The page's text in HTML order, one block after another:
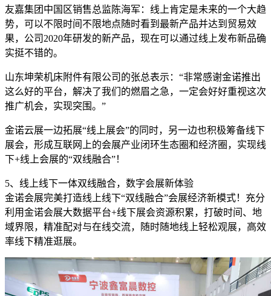
友嘉集团中国区销售总监陈海军：线上肯定是未来的一个大趋
势，可以不限时间不限地点随时看到最新产品并达到贸易效
果，公司2020年研发的新产品，现在可以通过线上发布新品确
实挺不错的。
山东坤荣机床附件有限公司的张总表示：“非常感谢金诺推出
这么好的平台，解决了我们的燃眉之急，一定会好好重视这次
推广机会，实现突围。”
金诺云展一边拓展“线上展会”的同时，另一边也积极筹备线下
展会，形成互联网上的会展产业闭环生态圈和经济圈，实现线
下+线上会展的“双线融合”！
5、线上线下一体双线融合，数字会展新体验
金诺会展完美打造线上线下“双线融合”会展经济新模式！充分
利用金诺会展大数据平台+线下展会资源积累，打破时间、地
域界限，精准配对与在线交流，随时随地线上轻松观展，高效
率线下精准逛展。